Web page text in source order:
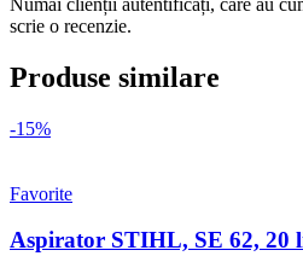
scrie o recenzie.
Produse similare
-15%
Favorite
Aspirator STIHL, SE 62, 20